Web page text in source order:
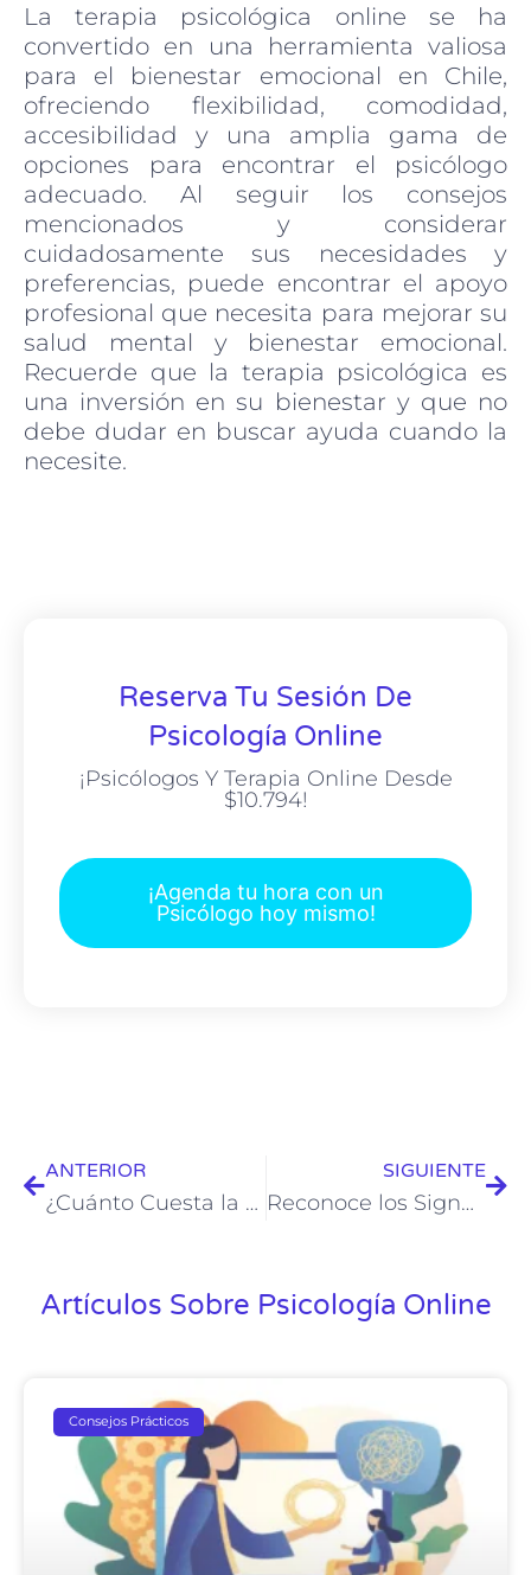
La terapia psicológica online se ha
convertido en una herramienta valiosa
para el bienestar emocional en Chile,
ofreciendo flexibilidad, comodidad,
accesibilidad y una amplia gama de
opciones para encontrar el psicólogo
adecuado. Al seguir los consejos
mencionados y considerar
cuidadosamente sus necesidades y
preferencias, puede encontrar el apoyo
profesional que necesita para mejorar su
salud mental y bienestar emocional.
Recuerde que la terapia psicológica es
una inversión en su bienestar y que no
debe dudar en buscar ayuda cuando la
necesite.
Reserva Tu Sesión De
Psicología Online
¡Psicólogos Y Terapia Online Desde
$10.794!
¡Agenda tu hora con un
Psicólogo hoy mismo!
ANTERIOR
¿Cuánto Cuesta la Terapia Psicológica en Chile?
SIGUIENTE
Reconoce los Signos de Depresión: Una Guía para la Identificación y el Bienestar
Artículos Sobre Psicología Online
Consejos Prácticos